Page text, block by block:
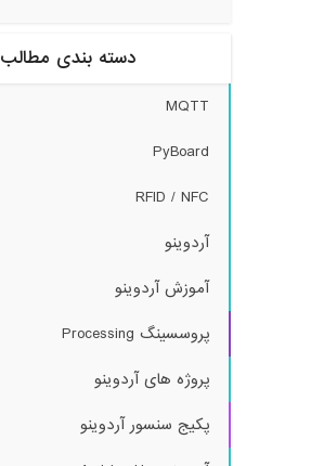
دسته بندی مطالب
MQTT
PyBoard
RFID / NFC
آردوینو
آموزش آردوینو
پروسسینگ Processing
پروژه های آردوینو
پکیج سنسور آردوینو